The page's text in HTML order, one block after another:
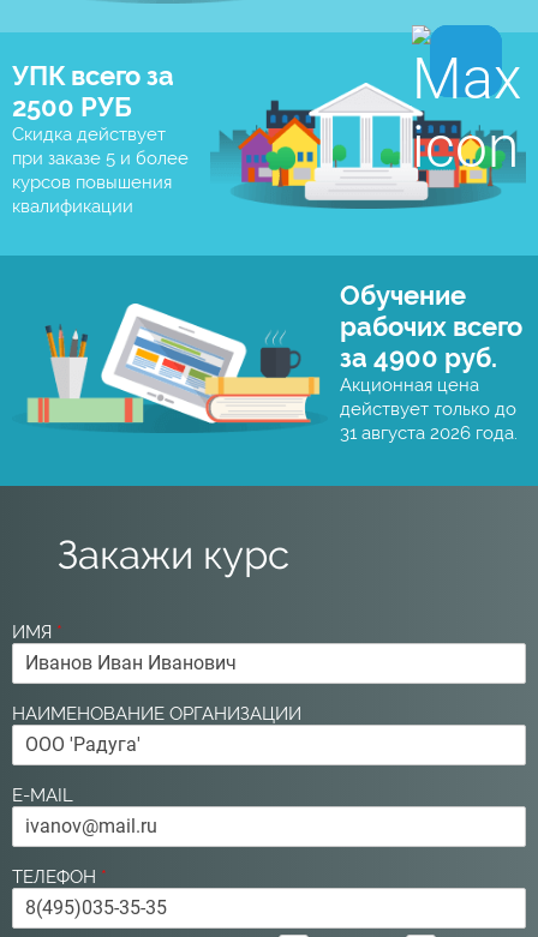
УПК всего за
2500 РУБ
Скидка действует
при заказе 5 и более
курсов повышения
квалификации
Обучение
рабочих всего
за 4900 руб.
Акционная цена
действует только до
31 августа 2026 года.
Закажи курс
ИМЯ *
НАИМЕНОВАНИЕ ОРГАНИЗАЦИИ
E-MAIL
ТЕЛЕФОН *